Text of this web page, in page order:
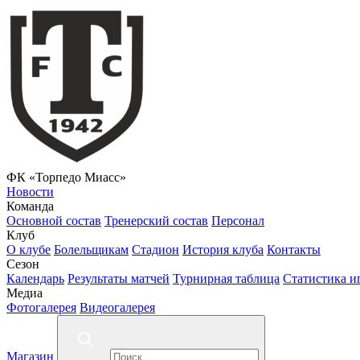
ФК «Торпедо Миасс»
Новости
Команда
Основной состав Тренерский состав Персонал
Клуб
О клубе Болельщикам Стадион История клуба Контакты
Сезон
Календарь Результаты матчей Турнирная таблица Статистика
Медиа
Фотогалерея Видеогалерея
Магазин